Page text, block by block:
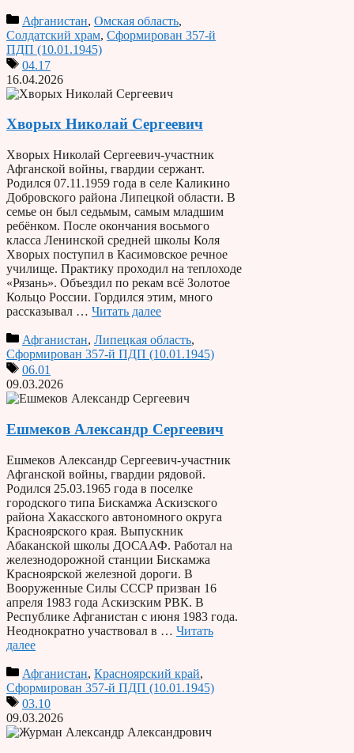
Афганистан, Омская область,
Солдатский храм, Сформирован 357-й
ПДП (10.01.1945)
04.17
16.04.2026
Хворых Николай Сергеевич
Хворых Николай Сергеевич-участник
Афганской войны, гвардии сержант.
Родился 07.11.1959 года в селе Каликино
Добровского района Липецкой области. В
семье он был седьмым, самым младшим
ребёнком. После окончания восьмого
класса Ленинской средней школы Коля
Хворых поступил в Касимовское речное
училище. Практику проходил на теплоходе
«Рязань». Объездил по рекам всё Золотое
Кольцо России. Гордился этим, много
рассказывал … Читать далее
Афганистан, Липецкая область,
Сформирован 357-й ПДП (10.01.1945)
06.01
09.03.2026
Ешмеков Александр Сергеевич
Ешмеков Александр Сергеевич-участник
Афганской войны, гвардии рядовой.
Родился 25.03.1965 года в поселке
городского типа Бискамжа Аскизского
района Хакасского автономного округа
Красноярского края. Выпускник
Абаканской школы ДОСААФ. Работал на
железнодорожной станции Бискамжа
Красноярской железной дороги. В
Вооруженные Силы СССР призван 16
апреля 1983 года Аскизским РВК. В
Республике Афганистан с июня 1983 года.
Неоднократно участвовал в … Читать
далее
Афганистан, Красноярский край,
Сформирован 357-й ПДП (10.01.1945)
03.10
09.03.2026